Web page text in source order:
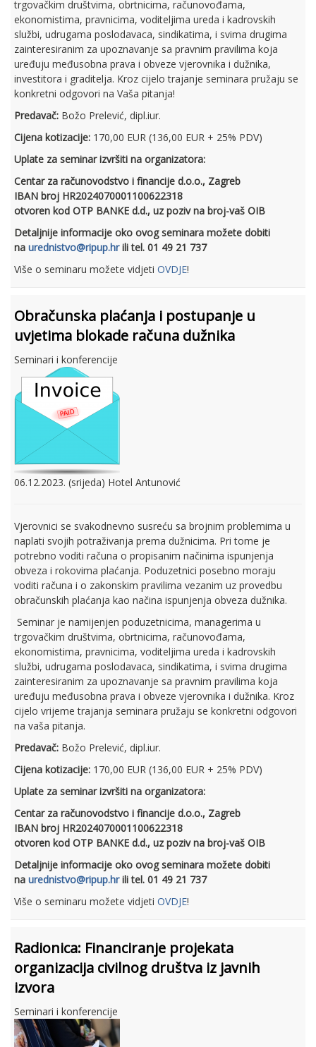
trgovačkim društvima, obrtnicima, računovođama,
ekonomistima, pravnicima, voditeljima ureda i kadrovskih
službi, udrugama poslodavaca, sindikatima, i svima drugima
zainteresiranim za upoznavanje sa pravnim pravilima koja
uređuju međusobna prava i obveze vjerovnika i dužnika,
investitora i graditelja. Kroz cijelo trajanje seminara pružaju se
konkretni odgovori na Vaša pitanja!
Predavač: Božo Prelević, dipl.iur.
Cijena kotizacije: 170,00 EUR (136,00 EUR + 25% PDV)
Uplate za seminar izvršiti na organizatora:
Centar za računovodstvo i financije d.o.o., Zagreb
IBAN broj HR2024070001100622318
otvoren kod OTP BANKE d.d., uz poziv na broj-vaš OIB
Detaljnije informacije oko ovog seminara možete dobiti
na urednistvo@ripup.hrili tel. 01 49 21 737
Više o seminaru možete vidjeti OVDJE!
Obračunska plaćanja i postupanje u
uvjetima blokade računa dužnika
Seminari i konferencije
06.12.2023. (srijeda) Hotel Antunović
Vjerovnici se svakodnevno susreću sa brojnim problemima u
naplati svojih potraživanja prema dužnicima. Pri tome je
potrebno voditi računa o propisanim načinima ispunjenja
obveza i rokovima plaćanja. Poduzetnici posebno moraju
voditi računa i o zakonskim pravilima vezanim uz provedbu
obračunskih plaćanja kao načina ispunjenja obveza dužnika.
Seminar je namijenjen poduzetnicima, managerima u
trgovačkim društvima, obrtnicima, računovođama,
ekonomistima, pravnicima, voditeljima ureda i kadrovskih
službi, udrugama poslodavaca, sindikatima, i svima drugima
zainteresiranim za upoznavanje sa pravnim pravilima koja
uređuju međusobna prava i obveze vjerovnika i dužnika. Kroz
cijelo vrijeme trajanja seminara pružaju se konkretni odgovori
na vaša pitanja.
Predavač: Božo Prelević, dipl.iur.
Cijena kotizacije: 170,00 EUR (136,00 EUR + 25% PDV)
Uplate za seminar izvršiti na organizatora:
Centar za računovodstvo i financije d.o.o., Zagreb
IBAN broj HR2024070001100622318
otvoren kod OTP BANKE d.d., uz poziv na broj-vaš OIB
Detaljnije informacije oko ovog seminara možete dobiti
na urednistvo@ripup.hrili tel. 01 49 21 737
Više o seminaru možete vidjeti OVDJE!
Radionica: Financiranje projekata
organizacija civilnog društva iz javnih
izvora
Seminari i konferencije